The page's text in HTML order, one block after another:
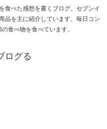
食べた感想を書くブログ。セブンイ
品を主に紹介しています。毎日コン
食べ物を食べています。
ログる